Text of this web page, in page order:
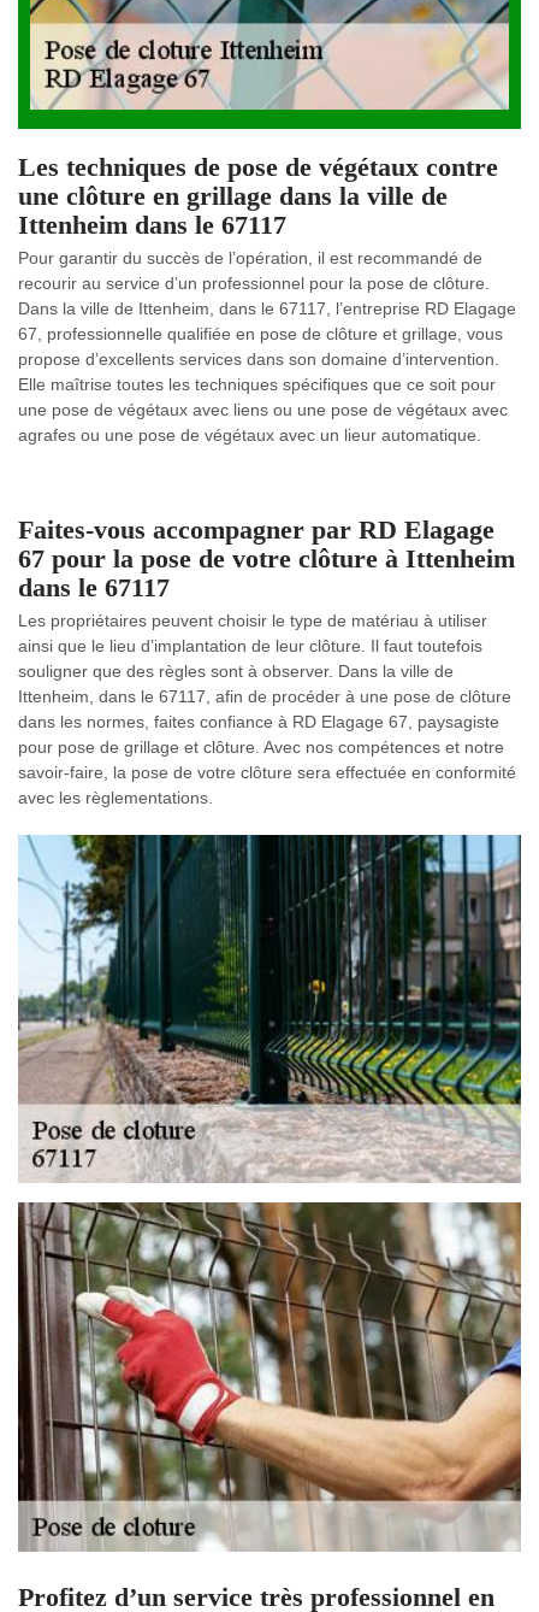
Les techniques de pose de végétaux contre
une clôture en grillage dans la ville de
Ittenheim dans le 67117
Pour garantir du succès de l’opération, il est recommandé de
recourir au service d’un professionnel pour la pose de clôture.
Dans la ville de Ittenheim, dans le 67117, l’entreprise RD Elagage
67, professionnelle qualifiée en pose de clôture et grillage, vous
propose d’excellents services dans son domaine d’intervention.
Elle maîtrise toutes les techniques spécifiques que ce soit pour
une pose de végétaux avec liens ou une pose de végétaux avec
agrafes ou une pose de végétaux avec un lieur automatique.
Faites-vous accompagner par RD Elagage
67 pour la pose de votre clôture à Ittenheim
dans le 67117
Les propriétaires peuvent choisir le type de matériau à utiliser
ainsi que le lieu d’implantation de leur clôture. Il faut toutefois
souligner que des règles sont à observer. Dans la ville de
Ittenheim, dans le 67117, afin de procéder à une pose de clôture
dans les normes, faites confiance à RD Elagage 67, paysagiste
pour pose de grillage et clôture. Avec nos compétences et notre
savoir-faire, la pose de votre clôture sera effectuée en conformité
avec les règlementations.
Profitez d’un service très professionnel en